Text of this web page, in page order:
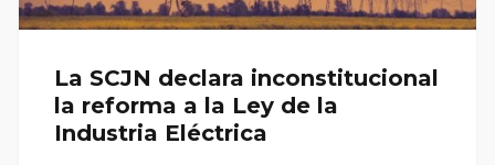
La SCJN declara inconstitucional
la reforma a la Ley de la
Industria Eléctrica